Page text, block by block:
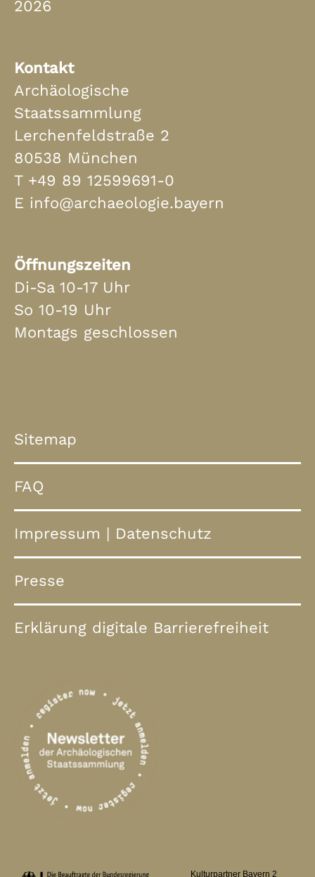
2026
Kontakt
Archäologische
Staatssammlung
Lerchenfeldstraße 2
80538 München
T +49 89 12599691-0
E info@archaeologie.bayern
Öffnungszeiten
Di-Sa 10-17 Uhr
So 10-19 Uhr
Montags geschlossen
Sitemap
FAQ
Impressum Datenschutz
Presse
Erklärung digitale Barrierefreiheit